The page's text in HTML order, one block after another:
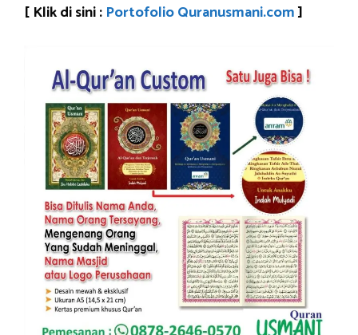
[ Klik di sini : Portofolio Quranusmani.com]